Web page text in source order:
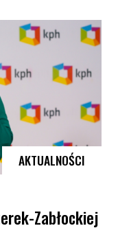
AKTUALNOŚCI
Zabłockiej